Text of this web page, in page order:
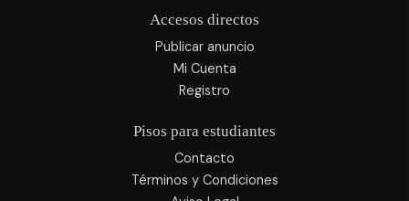
Accesos directos
Publicar anuncio
Mi Cuenta
Registro
Pisos para estudiantes
Contacto
Términos y Condiciones